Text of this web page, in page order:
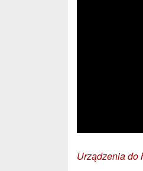
Urządzenia do